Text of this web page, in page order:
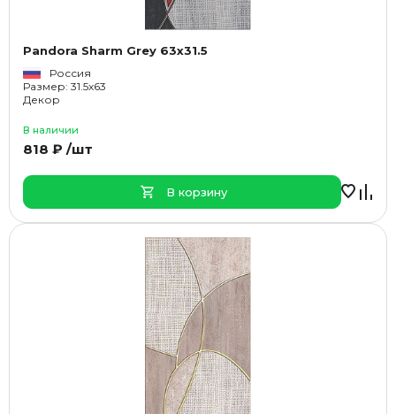
Pandora Sharm Grey 63x31.5
Россия
Размер: 31.5x63
Декор
В наличии
818 ₽ /шт
В корзину